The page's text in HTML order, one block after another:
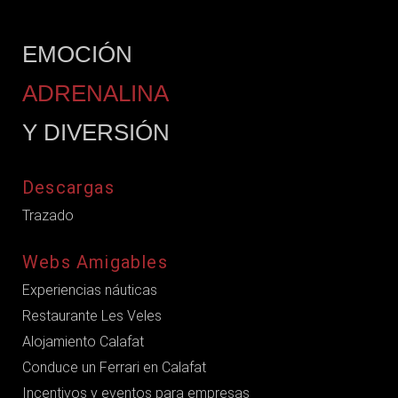
EMOCIÓN
ADRENALINA
Y DIVERSIÓN
Descargas
Trazado
Webs Amigables
Experiencias náuticas
Restaurante Les Veles
Alojamiento Calafat
Conduce un Ferrari en Calafat
Incentivos y eventos para empresas